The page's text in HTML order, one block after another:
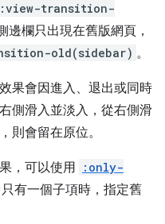
transition-
邊欄只出現在舊版網頁，
old(sidebar) 。
果會因進入、退出或同時
側滑入並淡入，從右側滑
則會留在原位。
，可以使用
:only-
只有一個子項時，指定舊